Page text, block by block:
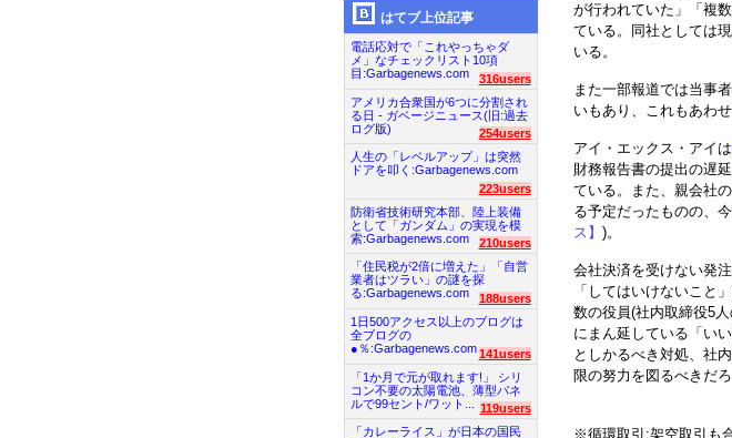
が行われていた」「複
ている。同社としては
いる。
また一部報道では当事
いもあり、これもあわ
アイ・エックス・アイは
財務報告書の提出の遅
ている。また、親会社
る予定だったものの、
ス】 )。
会社決済を受けない発
「してはいけないこと
数の役員(社内取締役5
にまん延している「い
としかるべき対処、社
限の努力を図るべきだろ
※循環取引:架空取引も
はてブ上位記事
電話応対で「これやっちゃダ
メ」なチェックリスト10項
目:Garbagenews.com
316users
アメリカ合衆国が6つに分割され
る日 - ガベージニュース(旧:過去
ログ版)
254users
人生の「レベルアップ」は突然
ドアを叩く:Garbagenews.com
223users
防衛省技術研究本部、陸上装備
として「ガンダム」の実現を模
索:Garbagenews.com
210users
「住民税が2倍に増えた」「自営
業者はツラい」の謎を探
る:Garbagenews.com
188users
1日500アクセス以上のブログは
全ブログの
●％:Garbagenews.com 141users
「1か月で元が取れます!」 シリ
コン不要の太陽電池、薄型パネ
ルで99セント/ワット...
119users
「カレーライス」が日本の国民